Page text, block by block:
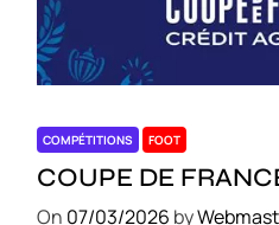
COMPÉTITIONS FOOT
COUPE DE
On 07/03/2026 by